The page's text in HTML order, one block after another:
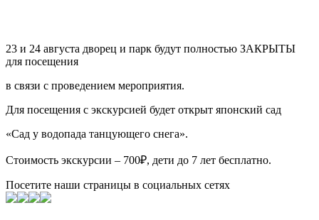
23 и 24 августа дворец и парк будут полностью ЗАКРЫТЫ
для посещения
в связи с проведением мероприятия.
Для посещения с экскурсией будет открыт японский сад
«Сад у водопада танцующего снега».
Стоимость экскурсии – 700₽, дети до 7 лет бесплатно.
Посетите наши страницы в социальных сетях